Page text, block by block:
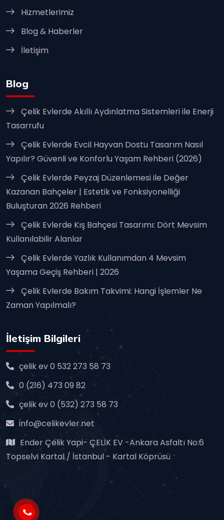
Hizmetlerimiz
Blog & Haberler
İletişim
Blog
Çelik Evlerde Akıllı Aydınlatma Sistemleri ile Enerji
Tasarrufu
Çelik Evlerde Evcil Hayvan Dostu Tasarım Nasıl
Yapılır? Güvenli ve Konforlu Yaşam Rehberi (2026)
Çelik Evlerde Peyzaj Düzenlemesi ile Değer
Kazanan Bahçeler | Estetik ve Fonksiyonelliği
Buluşturan 2026 Rehberi
Çelik Evlerde Kış Bahçesi Tasarımı: Dört Mevsim
Kullanılabilir Alanlar
Çelik Evlerde Yazlık Kullanımdan 4 Mevsim
Yaşama Geçiş Rehberi | 2026
Çelik Evlerde Bakım Takvimi: Hangi İşlemler Ne
Zaman Yapılmalı?
İletişim Bilgileri
çelik ev 0 532 273 58 73
0 (216) 473 09 82
çelik ev 0 (532) 273 58 73
info@celikevler.net
Ender Çelik Yapi- ÇELİK EV -Ankara Asfaltı No:6
Topselvi Kartal / İstanbul - Kartal Köprüsü